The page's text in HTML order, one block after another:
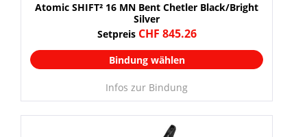
Atomic SHIFT² 16 MN Bent Chetler Black/Bright
Silver
Setpreis CHF 845.26
Bindung wählen
Infos zur Bindung